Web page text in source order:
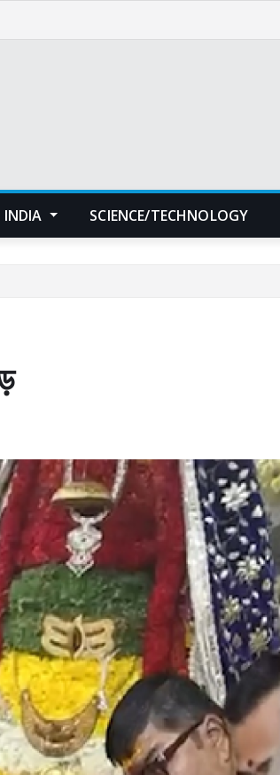
INDIA SCIENCE/TECHNOLOGY